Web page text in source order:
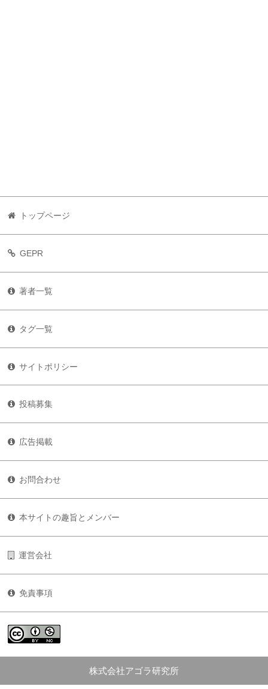
トップページ
GEPR
著者一覧
タグ一覧
サイトポリシー
投稿募集
広告掲載
お問合わせ
本サイトの趣旨とメンバー
運営会社
免責事項
株式会社アゴラ研究所